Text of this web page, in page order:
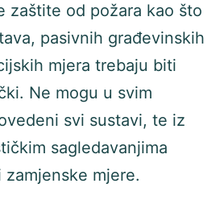
zaštite od požara kao što
pasivnih građevinskih
mjera trebaju biti
Ne mogu u svim
svi sustavi, te iz
sagledavanjima
mjere.